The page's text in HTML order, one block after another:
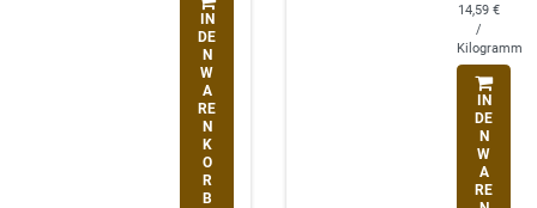
IN
DE
N
W
A
RE
N
K
O
R
B
14,59 €
/
Kilogramm
IN
DE
N
W
A
RE